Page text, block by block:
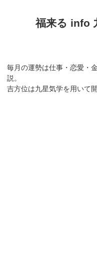
福来る info
毎月の運勢は仕事・恋愛・
説。
吉方位は九星気学を用いて